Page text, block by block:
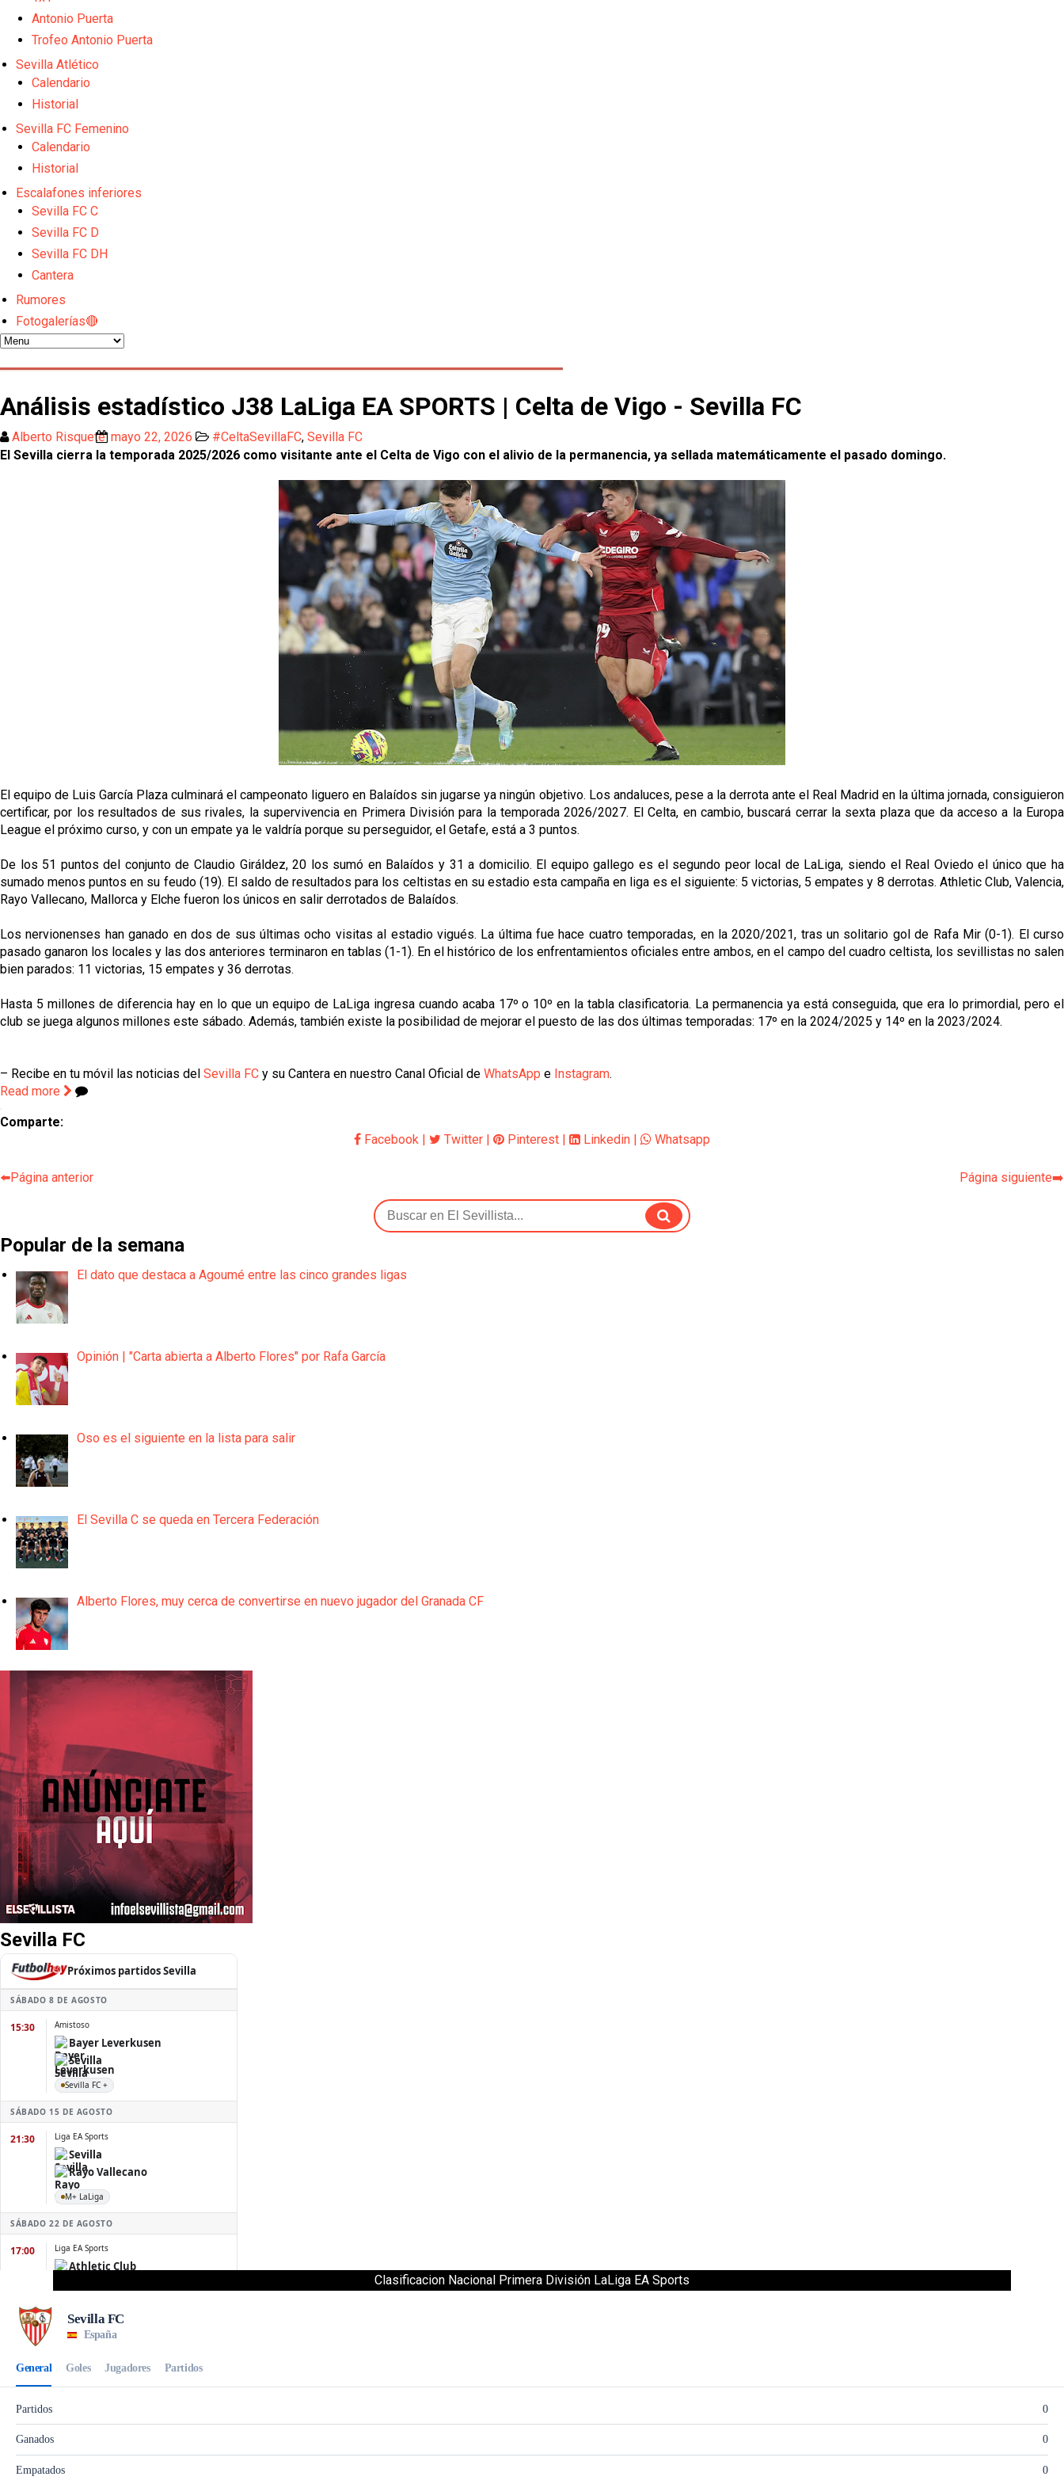
Odysseas Vlachodimos: “El objetivo es mejorar la temporada pasada”
El Sevilla FC empieza a inscribir a los nuevos fichajes
Opinión | "Carta abierta a Alberto Flores" por Rafa García
El Sevilla oficializa el traspaso de Sow
Antonio Puerta
Trofeo Antonio Puerta
Sevilla Atlético
Calendario
Historial
Sevilla FC Femenino
Calendario
Historial
Escalafones inferiores
Sevilla FC C
Sevilla FC D
Sevilla FC DH
Cantera
Rumores
Fotogalerías🔴
Análisis estadístico J38 LaLiga EA SPORTS | Celta de Vigo - Sevilla FC
Alberto Risquete mayo 22, 2026 #CeltaSevillaFC, Sevilla FC
El Sevilla cierra la temporada 2025/2026 como visitante ante el Celta de Vigo con el alivio de la permanencia, ya sellada matemáticamente el pasado domingo.
El equipo de Luis García Plaza culminará el campeonato liguero en Balaídos sin jugarse ya ningún objetivo. Los andaluces, pese a la derrota ante el Real Madrid en la última jornada, consiguieron
certificar, por los resultados de sus rivales, la supervivencia en Primera División para la temporada 2026/2027. El Celta, en cambio, buscará cerrar la sexta plaza que da acceso a la Europa
League el próximo curso, y con un empate ya le valdría porque su perseguidor, el Getafe, está a 3 puntos.
De los 51 puntos del conjunto de Claudio Giráldez, 20 los sumó en Balaídos y 31 a domicilio. El equipo gallego es el segundo peor local de LaLiga, siendo el Real Oviedo el único que ha
sumado menos puntos en su feudo (19). El saldo de resultados para los celtistas en su estadio esta campaña en liga es el siguiente: 5 victorias, 5 empates y 8 derrotas. Athletic Club, Valencia,
Rayo Vallecano, Mallorca y Elche fueron los únicos en salir derrotados de Balaídos.
Los nervionenses han ganado en dos de sus últimas ocho visitas al estadio vigués. La última fue hace cuatro temporadas, en la 2020/2021, tras un solitario gol de Rafa Mir (0-1). El curso
pasado ganaron los locales y las dos anteriores terminaron en tablas (1-1). En el histórico de los enfrentamientos oficiales entre ambos, en el campo del cuadro celtista, los sevillistas no salen
bien parados: 11 victorias, 15 empates y 36 derrotas.
Hasta 5 millones de diferencia hay en lo que un equipo de LaLiga ingresa cuando acaba 17º o 10º en la tabla clasificatoria. La permanencia ya está conseguida, que era lo primordial, pero el
club se juega algunos millones este sábado. Además, también existe la posibilidad de mejorar el puesto de las dos últimas temporadas: 17º en la 2024/2025 y 14º en la 2023/2024.
– Recibe en tu móvil las noticias del Sevilla FC y su Cantera en nuestro Canal Oficial de WhatsApp e Instagram.
Read more
Comparte:
Facebook | Twitter | Pinterest | Linkedin | Whatsapp
⬅️Página anterior Página siguiente➡️
Popular de la semana
El dato que destaca a Agoumé entre las cinco grandes ligas
Opinión | "Carta abierta a Alberto Flores" por Rafa García
Oso es el siguiente en la lista para salir
El Sevilla C se queda en Tercera Federación
Alberto Flores, muy cerca de convertirse en nuevo jugador del Granada CF
Sevilla FC
Clasificacion Nacional Primera División LaLiga EA Sports